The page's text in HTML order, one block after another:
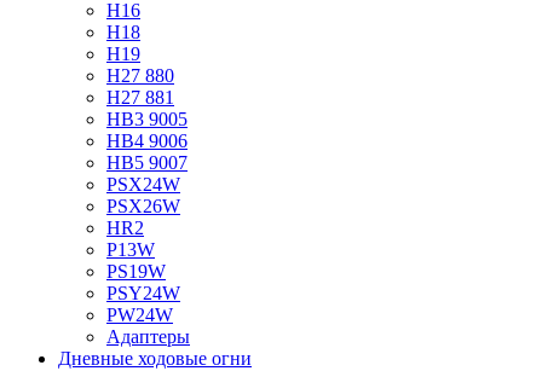
H16
H18
H19
H27 880
H27 881
HB3 9005
HB4 9006
HB5 9007
PSX24W
PSX26W
HR2
P13W
PS19W
PSY24W
PW24W
Адаптеры
Дневные ходовые огни